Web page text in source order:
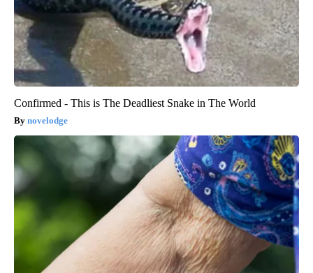
Confirmed - This is The Deadliest Snake in The World
novelodge